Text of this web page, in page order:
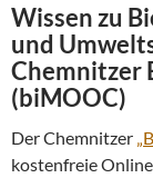
Wissen zu
und
Chemnitzer
(biMOOC)
Der Chemnitzer
kostenfreie